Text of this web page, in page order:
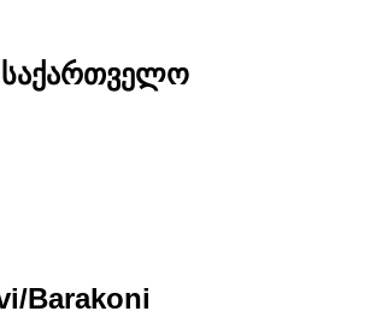
საქართველო
Barakoni